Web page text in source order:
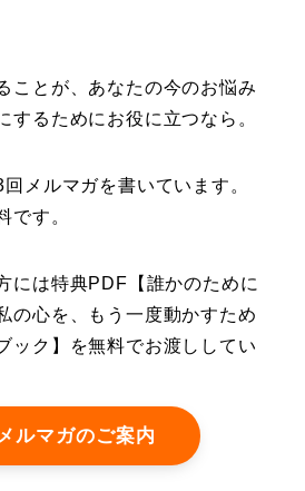
ことが、あなたの今のお悩み
するためにお役に立つなら。
メルマガを書いています。
です。
には特典PDF【誰かのために
の心を、もう一度動かすため
ック】を無料でお渡ししてい
ルマガのご案内